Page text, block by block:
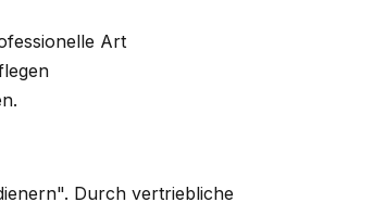
Art
Durch vertriebliche